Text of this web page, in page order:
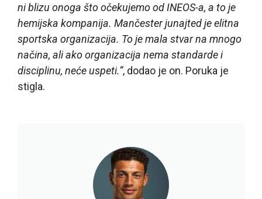
ni blizu onoga što očekujemo od INEOS-a, a to je
hemijska kompanija. Mančester junajted je elitna
sportska organizacija. To je mala stvar na mnogo
načina, ali ako organizacija nema standarde i
disciplinu, neće uspeti.“, dodao je on. Poruka je
stigla.